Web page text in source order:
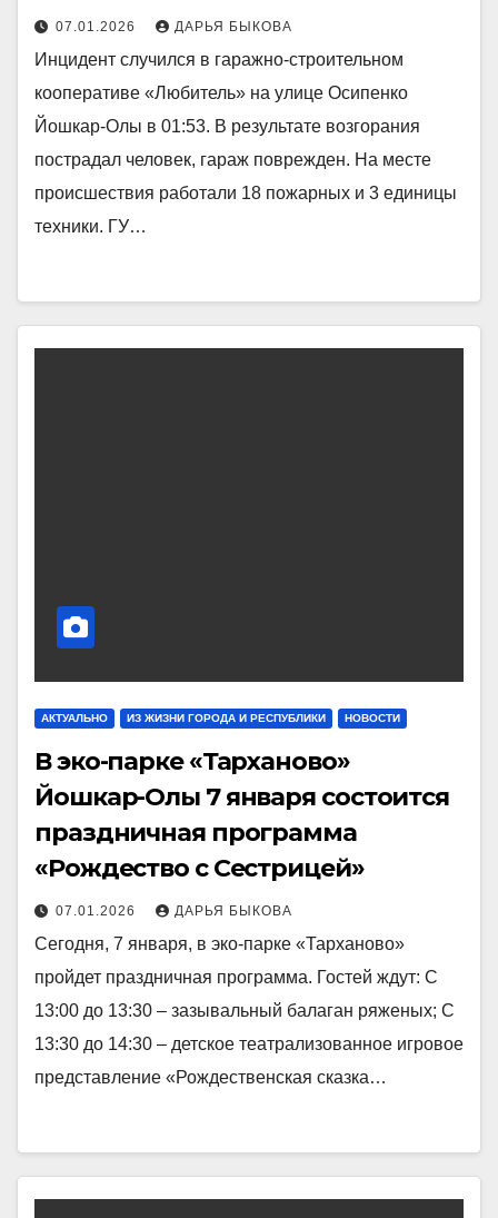
07.01.2026 ДАРЬЯ БЫКОВА
Инцидент случился в гаражно-строительном
кооперативе «Любитель» на улице Осипенко
Йошкар-Олы в 01:53. В результате возгорания
пострадал человек, гараж поврежден. На месте
происшествия работали 18 пожарных и 3 единицы
техники. ГУ…
АКТУАЛЬНО ИЗ ЖИЗНИ ГОРОДА И РЕСПУБЛИКИ НОВОСТИ
В эко-парке «Тарханово»
Йошкар-Олы 7 января состоится
праздничная программа
«Рождество с Сестрицей»
07.01.2026 ДАРЬЯ БЫКОВА
Сегодня, 7 января, в эко-парке «Тарханово»
пройдет праздничная программа. Гостей ждут: С
13:00 до 13:30 – зазывальный балаган ряженых; С
13:30 до 14:30 – детское театрализованное игровое
представление «Рождественская сказка…